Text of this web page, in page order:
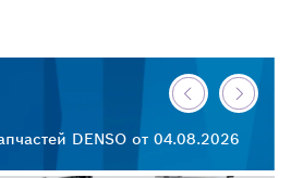
DENSO от 04.08.2026